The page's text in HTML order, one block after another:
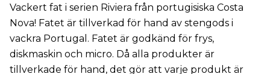
Vackert fat i serien Riviera från portugisiska Costa
Nova! Fatet är tillverkad för hand av stengods i
vackra Portugal. Fatet är godkänd för frys,
diskmaskin och micro. Då alla produkter är
tillverkade för hand, det gör att varje produkt är